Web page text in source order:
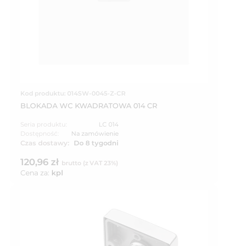
Kod produktu: 014SW-0045-Z-CR
BLOKADA WC KWADRATOWA 014 CR
Seria produktu:
LC 014
Dostępność:
Na zamówienie
Czas dostawy: Do 8 tygodni
120,96 zł brutto (z VAT 23%)
Cena za: kpl